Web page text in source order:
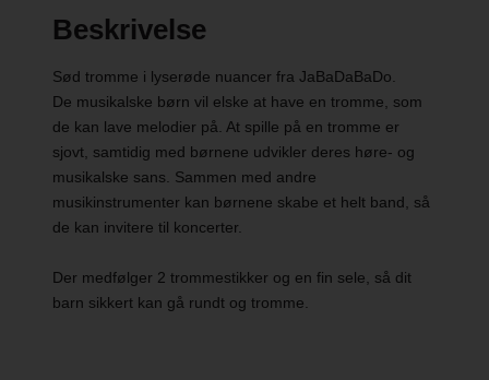
Beskrivelse
Sød tromme i lyserøde nuancer fra JaBaDaBaDo.
De musikalske børn vil elske at have en tromme, som
de kan lave melodier på. At spille på en tromme er
sjovt, samtidig med børnene udvikler deres høre- og
musikalske sans. Sammen med andre
musikinstrumenter kan børnene skabe et helt band, så
de kan invitere til koncerter.
Der medfølger 2 trommestikker og en fin sele, så dit
barn sikkert kan gå rundt og tromme.